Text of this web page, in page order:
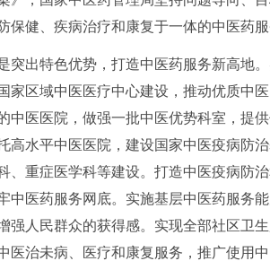
保健、疾病治疗和康复于一体的中医药
突出特色优势，打造中医药服务新高地
家区域中医医疗中心建设，推动优质中
中医医院，做强一批中医优势科室，提
高水平中医医院，建设国家中医疫病防
、重症医学科等建设。打造中医疫病防
中医药服务网底。实施基层中医药服务
强人民群众的获得感。实现全部社区卫
医治未病、医疗和康复服务，推广使用